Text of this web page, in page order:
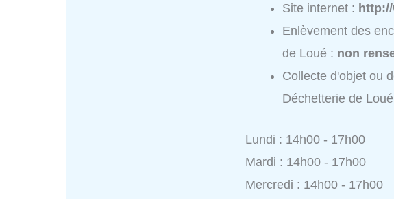
Site internet :
Enlèvement des
de Loué : non
Collecte d'objet ou
Déchetterie de
Lundi : 14h00 - 17h00
Mardi : 14h00 - 17h00
Mercredi : 14h00 - 17h00